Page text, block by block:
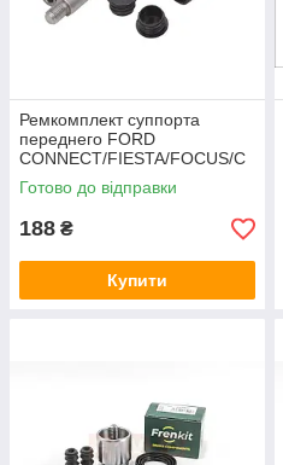
Ремкомплект суппорта
переднего FORD
CONNECT/FIESTA/FOCUS/C
ONNECT/ESCAPE
(Направляющие) SVAC
Готово до відправки
188 ₴
Купити